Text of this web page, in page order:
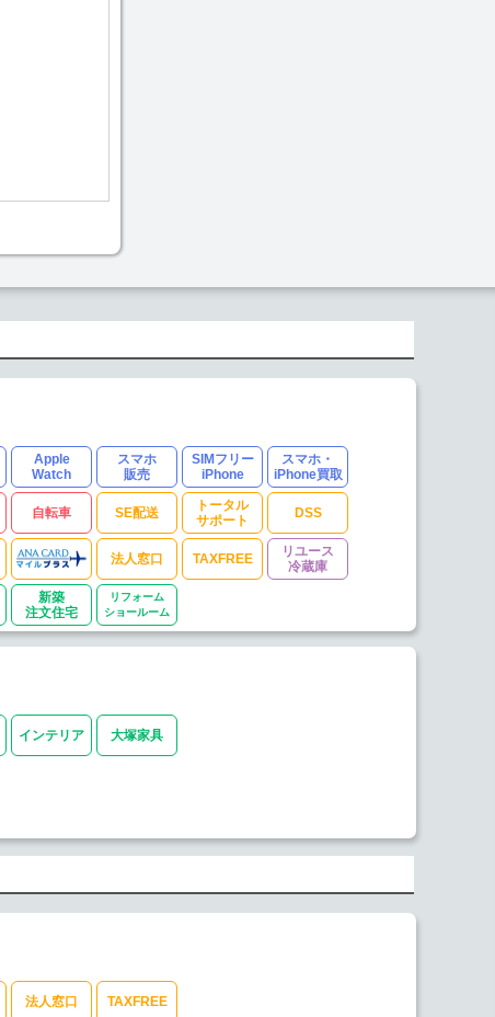
Apple
Watch
スマホ
販売
SIMフリー
iPhone
スマホ・
iPhone買取
自転車 SE配送
トータル
サポート
DSS
法人窓口 TAXFREE
リユース
冷蔵庫
新築
注文住宅
リフォーム
ショールーム
インテリア 大塚家具
法人窓口 TAXFREE